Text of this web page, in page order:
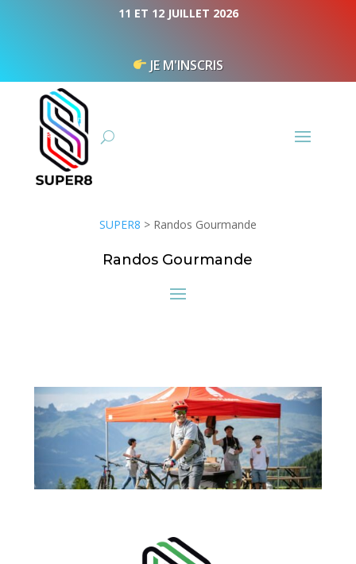
11 ET 12 JUILLET 2026
JE M'INSCRIS
SUPER8 > Randos Gourmande
Randos Gourmande
Panneau de gestion des cookies